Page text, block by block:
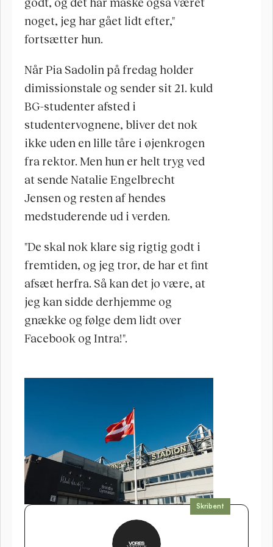
noget, jeg har gået lidt efter,"
fortsætter hun.
Når Pia Sadolin på fredag holder
dimissionstale og sender sit 21. kuld
BG-studenter afsted i
studentervognene, bliver det nok
ikke uden en lille tåre i øjenkrogen
fra rektor. Men hun er helt tryg ved
at sende Natalie Engelbrecht
Jensen og resten af hendes
medstuderende ud i verden.
"De skal nok klare sig rigtig godt i
fremtiden, og jeg tror, de har et fint
afsæt herfra. Så kan det jo være, at
jeg kan sidde derhjemme og
gnække og følge dem lidt over
Facebook og Intra!".
Skribent